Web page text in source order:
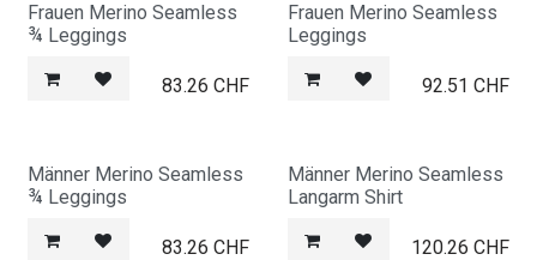
Frauen Merino Seamless
¾ Leggings
83.26 CHF
Frauen Merino Seamless
Leggings
92.51 CHF
Männer Merino Seamless
¾ Leggings
83.26 CHF
Männer Merino Seamless
Langarm Shirt
120.26 CHF